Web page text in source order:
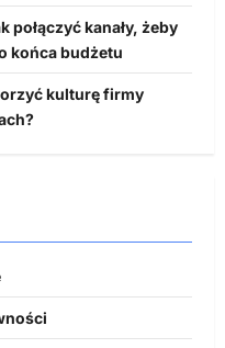
połączyć kanały, żeby
końca budżetu
kulturę firmy